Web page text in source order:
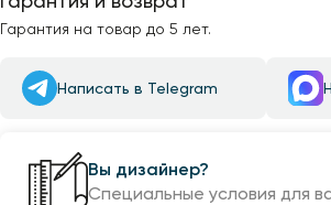
Гарантия на товар до 5 лет.
Написать в Telegram
Вы дизайнер?
Специальные условия для